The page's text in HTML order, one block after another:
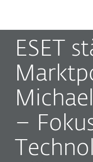
ESET
–